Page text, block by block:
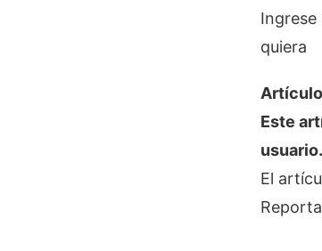
Ingrese
quiera
Este
usuario.
El